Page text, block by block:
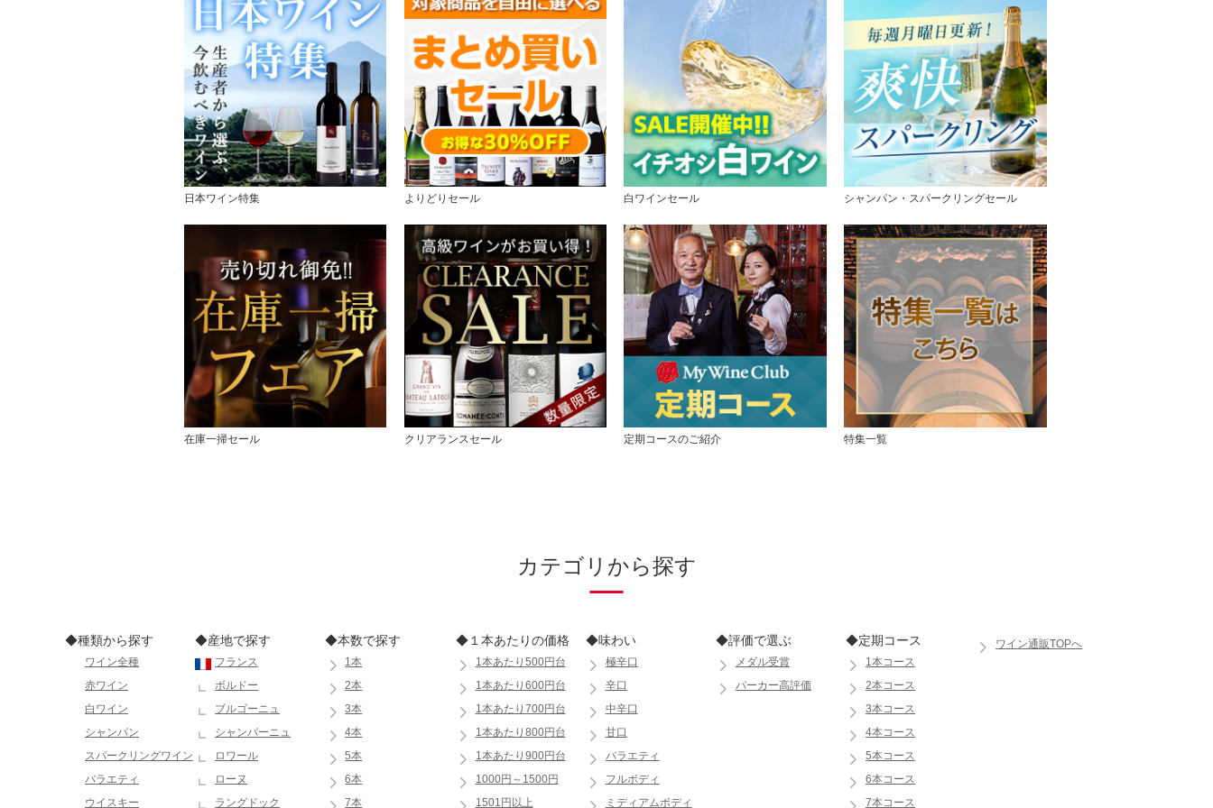
日本ワイン特集 よりどりセール 白ワインセール シャンパン・スパークリングセール
在庫一掃セール クリアランスセール 定期コースのご紹介 特集一覧
カテゴリから探す
◆種類から探す
ワイン全種
赤ワイン
白ワイン
シャンパン
スパークリングワイン
バラエティ
ウイスキー
◆産地で探す
フランス
ボルドー
ブルゴーニュ
シャンパーニュ
ロワール
ローヌ
ラングドック
◆本数で探す
1本
2本
3本
4本
5本
6本
7本
◆１本あたりの価格
1本あたり500円台
1本あたり600円台
1本あたり700円台
1本あたり800円台
1本あたり900円台
1000円～1500円
1501円以上
◆味わい
極辛口
辛口
中辛口
甘口
バラエティ
フルボディ
ミディアムボディ
◆評価で選ぶ
メダル受賞
パーカー高評価
◆定期コース
1本コース
2本コース
3本コース
4本コース
5本コース
6本コース
7本コース
ワイン通販TOPへ